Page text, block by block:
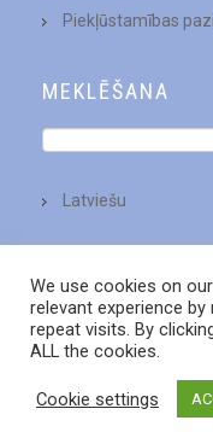
Piekļūstamības
MEKLĒŠANA
Latviešu
We use cookies on
relevant experience
repeat visits. By
ALL the cookies.
Cookie settings